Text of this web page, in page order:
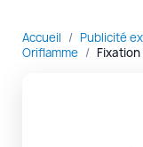
Accueil Publicité
Oriflamme